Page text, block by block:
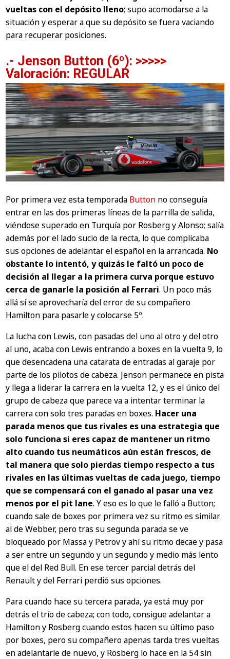
vueltas con el depósito lleno; supo acomodarse a la
situación y esperar a que su depósito se fuera vaciando
para recuperar posiciones.
.- Jenson Button (6º): >>>>>
Valoración: REGULAR
Por primera vez esta temporada Button no conseguía
entrar en las dos primeras líneas de la parrilla de salida,
viéndose superado en Turquía por Rosberg y Alonso; salía
además por el lado sucio de la recta, lo que complicaba
sus opciones de adelantar el español en la arrancada. No
obstante lo intentó, y quizás le faltó un poco de
decisión al llegar a la primera curva porque estuvo
cerca de ganarle la posición al Ferrari. Un poco más
allá sí se aprovecharía del error de su compañero
Hamilton para pasarle y colocarse 5º.
La lucha con Lewis, con pasadas del uno al otro y del otro
al uno, acaba con Lewis entrando a boxes en la vuelta 9, lo
que desencadena una catarata de entradas al garaje por
parte de los pilotos de cabeza. Jenson permanece en pista
y llega a liderar la carrera en la vuelta 12, y es el único del
grupo de cabeza que parece va a intentar terminar la
carrera con solo tres paradas en boxes. Hacer una
parada menos que tus rivales es una estrategia que
solo funciona si eres capaz de mantener un ritmo
alto cuando tus neumáticos aún están frescos, de
tal manera que solo pierdas tiempo respecto a tus
rivales en las últimas vueltas de cada juego, tiempo
que se compensará con el ganado al pasar una vez
menos por el pit lane. Y eso es lo que le falló a Button;
cuando sale de boxes por primera vez su ritmo es similar
al de Webber, pero tras su segunda parada se ve
bloqueado por Massa y Petrov y ahí su ritmo decae y pasa
a ser entre un segundo y un segundo y medio más lento
que el del Red Bull. En ese tercer parcial detrás del
Renault y del Ferrari perdió sus opciones.
Para cuando hace su tercera parada, ya está muy por
detrás el trío de cabeza; con todo, consigue adelantar a
Hamilton y Rosberg cuando estos hacen su último paso
por boxes, pero su compañero apenas tarda tres vueltas
en adelantarle de nuevo, y Rosberg lo hace en la 54 sin